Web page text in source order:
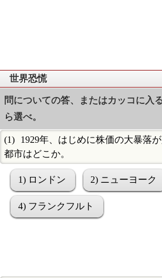
世界恐慌
問についての答、またはカッコに入
ら選べ。
1929年、はじめに株価の大暴落
都市はどこか。
1) ロンドン 2) ニューヨーク
4) フランクフルト